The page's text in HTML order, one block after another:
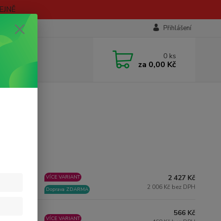
Přihlášení
0 ks
za 0,00 Kč
VÍCE VARIANT
Doprava ZDARMA
2 427 Kč
2 006 Kč bez DPH
VÍCE VARIANT
566 Kč